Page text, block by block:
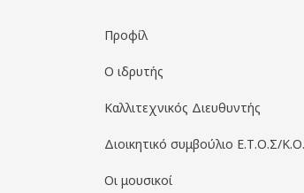
Προφίλ
Ο ιδρυτής
Καλλιτεχνικός Διευθυντής
Διοικητικό συμβούλιο Ε.Τ.Ο.Σ/
Οι μουσικοί